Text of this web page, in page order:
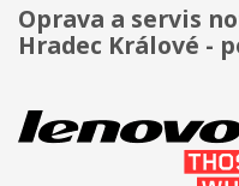
Oprava a servis
Hradec Králové -